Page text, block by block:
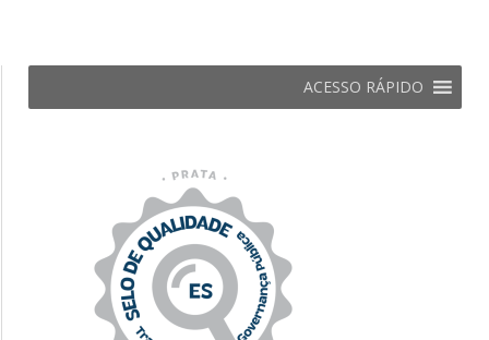
ACESSO RÁPIDO